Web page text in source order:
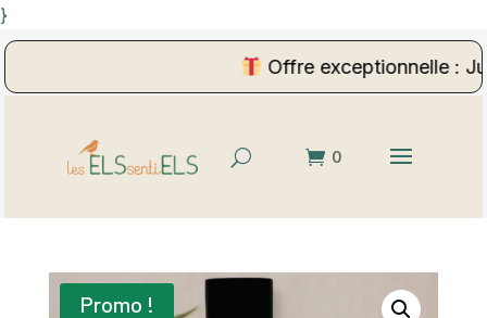
}
Offre exceptionnelle :
0
Promo !